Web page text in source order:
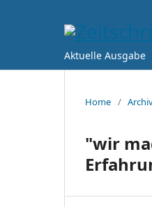
Aktuelle Ausgabe
Home /
"wir